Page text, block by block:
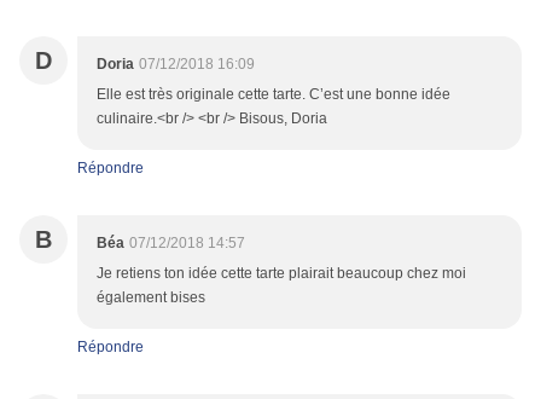
D Doria 07/12/2018 16:09
Elle est très originale cette tarte. C’est une bonne idée
culinaire.<br /> <br /> Bisous, Doria
Répondre
B Béa 07/12/2018 14:57
Je retiens ton idée cette tarte plairait beaucoup chez moi
également bises
Répondre